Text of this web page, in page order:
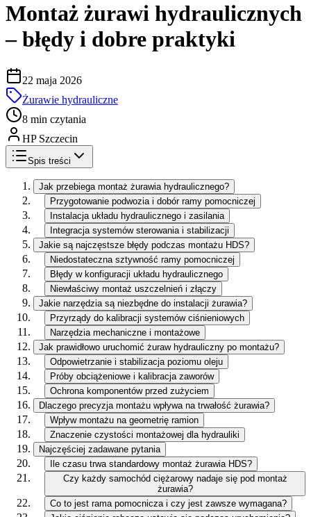
Montaż żurawi hydraulicznych
– błędy i dobre praktyki
22 maja 2026
Żurawie hydrauliczne
8 min czytania
HP Szczecin
Spis treści
Jak przebiega montaż żurawia hydraulicznego?
Przygotowanie podwozia i dobór ramy pomocniczej
Instalacja układu hydraulicznego i zasilania
Integracja systemów sterowania i stabilizacji
Jakie są najczęstsze błędy podczas montażu HDS?
Niedostateczna sztywność ramy pomocniczej
Błędy w konfiguracji układu hydraulicznego
Niewłaściwy montaż uszczelnień i złączy
Jakie narzędzia są niezbędne do instalacji żurawia?
Przyrządy do kalibracji systemów ciśnieniowych
Narzędzia mechaniczne i montażowe
Jak prawidłowo uruchomić żuraw hydrauliczny po montażu?
Odpowietrzanie i stabilizacja poziomu oleju
Próby obciążeniowe i kalibracja zaworów
Ochrona komponentów przed zużyciem
Dlaczego precyzja montażu wpływa na trwałość żurawia?
Wpływ montażu na geometrię ramion
Znaczenie czystości montażowej dla hydrauliki
Najczęściej zadawane pytania
Ile czasu trwa standardowy montaż żurawia HDS?
Czy każdy samochód ciężarowy nadaje się pod montaż
żurawia?
Co to jest rama pomocnicza i czy jest zawsze wymagana?